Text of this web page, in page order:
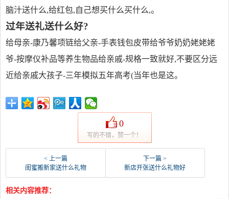
脑汁送什么,给红包,自己想买什么买什么,。
过年送礼送什么好?
给母亲-康乃馨项链给父亲-手表钱包皮带给爷爷奶奶姥姥姥
爷-按摩仪补品等养生物品给亲戚-规格一致就好,不要区分远
近给亲戚大孩子-三年模拟五年高考(当年也是这。
0
写的不错，赞一个！
< 上一篇
闺蜜搬新家送什么礼物
下一篇 >
新店开张送什么礼物好
相关内容推荐：